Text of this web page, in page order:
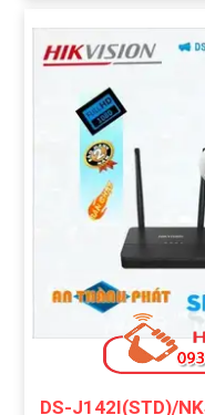
DS-J142I(STD)/